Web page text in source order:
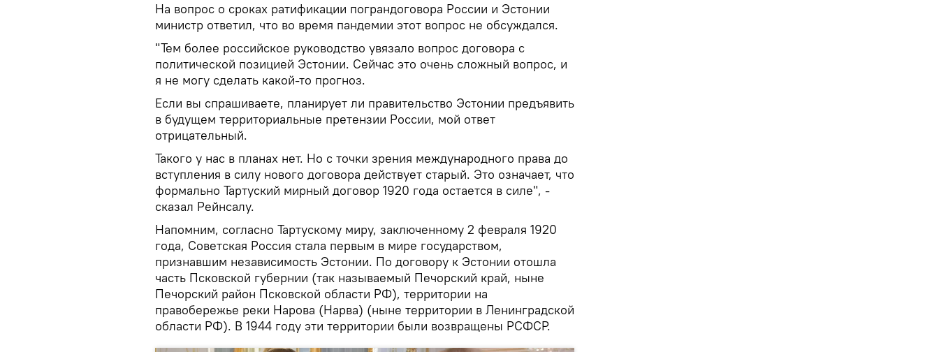
На вопрос о сроках ратификации пограндоговора России и Эстонии
министр ответил, что во время пандемии этот вопрос не обсуждался.
"Тем более российское руководство увязало вопрос договора с
политической позицией Эстонии. Сейчас это очень сложный вопрос, и
я не могу сделать какой-то прогноз.
Если вы спрашиваете, планирует ли правительство Эстонии предъявить
в будущем территориальные претензии России, мой ответ
отрицательный.
Такого у нас в планах нет. Но с точки зрения международного права до
вступления в силу нового договора действует старый. Это означает, что
формально Тартуский мирный договор 1920 года остается в силе", -
сказал Рейнсалу.
Напомним, согласно Тартускому миру, заключенному 2 февраля 1920
года, Советская Россия стала первым в мире государством,
признавшим независимость Эстонии. По договору к Эстонии отошла
часть Псковской губернии (так называемый Печорский край, ныне
Печорский район Псковской области РФ), территории на
правобережье реки Нарова (Нарва) (ныне территории в Ленинградской
области РФ). В 1944 году эти территории были возвращены РСФСР.